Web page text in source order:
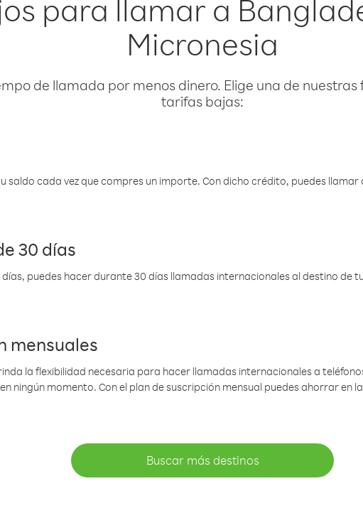
para llamar a
Micronesia
de llamada por menos dinero. Elige una de
tarifas bajas:
saldo cada vez que compres un importe. Con dicho crédito, puedes
30 días
puedes hacer durante 30 días llamadas internacionales al destino de
mensuales
la flexibilidad necesaria para hacer llamadas internacionales a
ningún momento. Con el plan de suscripción mensual puedes ahorrar en
Buscar más destinos